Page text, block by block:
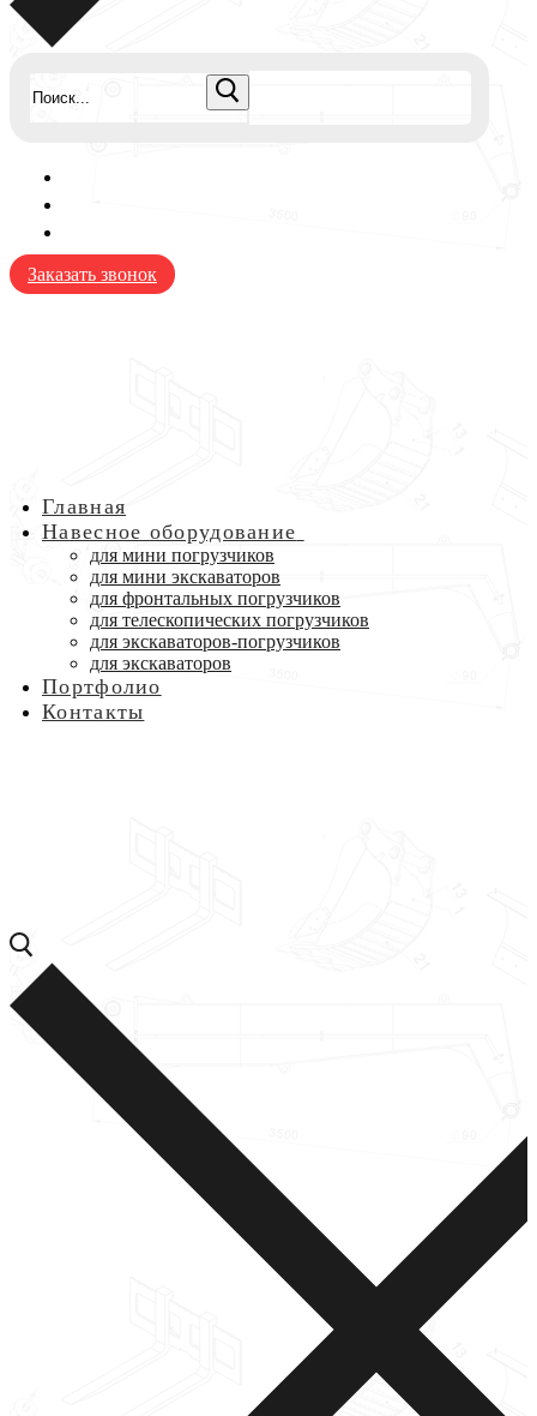
Заказать звонок
Главная
Навесное оборудование
для мини погрузчиков
для мини экскаваторов
для фронтальных погрузчиков
для телескопических погрузчиков
для экскаваторов-погрузчиков
для экскаваторов
Портфолио
Контакты